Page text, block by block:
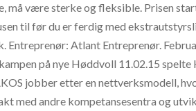
må være sterke og fleksible. Prisen
til før du er ferdig med
Entreprenør: Atlant Entreprenør.
på nye Høddvoll 11.02.15 spelte
jobber etter en nettverksmodell,
med andre kompetansesentra og